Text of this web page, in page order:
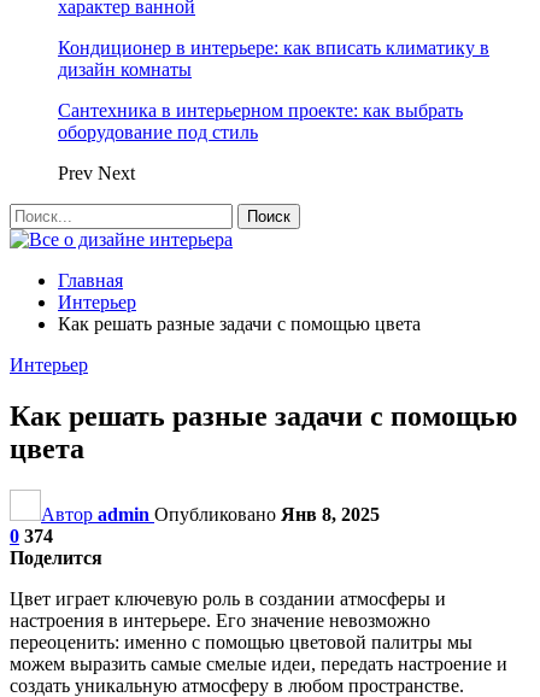
характер ванной
Кондиционер в интерьере: как вписать климатику в
дизайн комнаты
Сантехника в интерьерном проекте: как выбрать
оборудование под стиль
Prev Next
Главная
Интерьер
Как решать разные задачи с помощью цвета
Интерьер
Как решать разные задачи с помощью
цвета
Автор admin Опубликовано Янв 8, 2025
0 374
Поделится
Цвет играет ключевую роль в создании атмосферы и
настроения в интерьере. Его значение невозможно
переоценить: именно с помощью цветовой палитры мы
можем выразить самые смелые идеи, передать настроение и
создать уникальную атмосферу в любом пространстве.